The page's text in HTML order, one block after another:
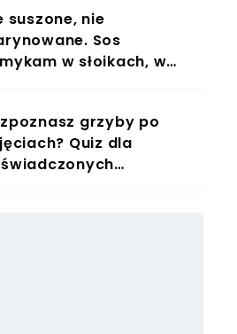
suszone, nie
Sos
w słoikach, w
grzyby po
Quiz dla